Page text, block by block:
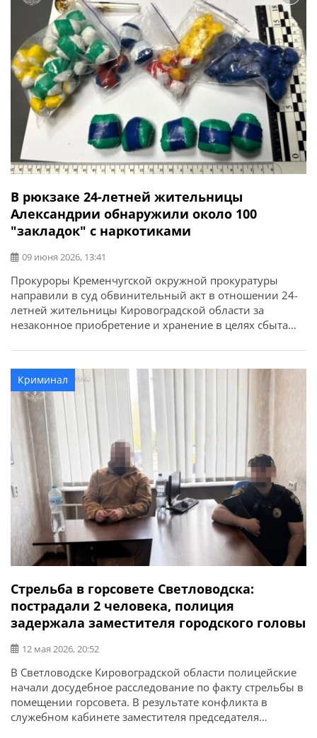
нож и газовый баллончик и ведет […]
В рюкзаке 24-летней жительницы
Александрии обнаружили около 100
"закладок" с наркотиками
09 июня 2026, 13:41
Прокуроры Кременчугской окружной прокуратуры
направили в суд обвинительный акт в отношении 24-
летней жительницы Кировоградской области за
незаконное приобретение и хранение в целях сбыта
психотропных веществ в крупных и особо крупных
размерах (ч. 3 ст. 307 УК Украины). Об этом сообщает
Полтавская областная прокуратура. Установлено, что в
апреле 2026 года женщина […]
Криминал
Стрельба в горсовете Светловодска:
пострадали 2 человека, полиция
задержала заместителя городского головы
12 мая 2026, 20:52
В Светловодске Кировоградской области полицейские
начали досудебное расследование по факту стрельбы в
помещении горсовета. В результате конфликта в
служебном кабинете заместителя председателя